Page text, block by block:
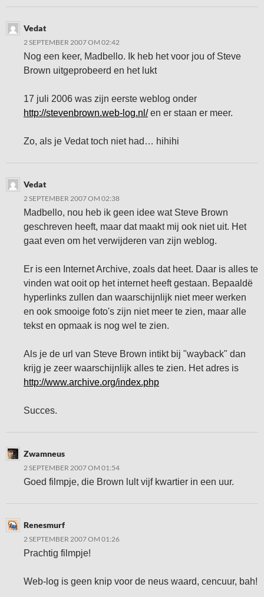
Vedat
2 SEPTEMBER 2007 OM 02:42
Nog een keer, Madbello. Ik heb het voor jou of Steve
Brown uitgeprobeerd en het lukt
17 juli 2006 was zijn eerste weblog onder
http://stevenbrown.web-log.nl/en er staan er meer.
Zo, als je Vedat toch niet had… hihihi
Vedat
2 SEPTEMBER 2007 OM 02:38
Madbello, nou heb ik geen idee wat Steve Brown
geschreven heeft, maar dat maakt mij ook niet uit. Het
gaat even om het verwijderen van zijn weblog.
Er is een Internet Archive, zoals dat heet. Daar is alles te
vinden wat ooit op het internet heeft gestaan. Bepaaldë
hyperlinks zullen dan waarschijnlijk niet meer werken
en ook smooige foto's zijn niet meer te zien, maar alle
tekst en opmaak is nog wel te zien.
Als je de url van Steve Brown intikt bij "wayback" dan
krijg je zeer waarschijnlijk alles te zien. Het adres is
http://www.archive.org/index.php
Succes.
Zwamneus
2 SEPTEMBER 2007 OM 01:54
Goed filmpje, die Brown lult vijf kwartier in een uur.
Renesmurf
2 SEPTEMBER 2007 OM 01:26
Prachtig filmpje!
Web-log is geen knip voor de neus waard, cencuur, bah!